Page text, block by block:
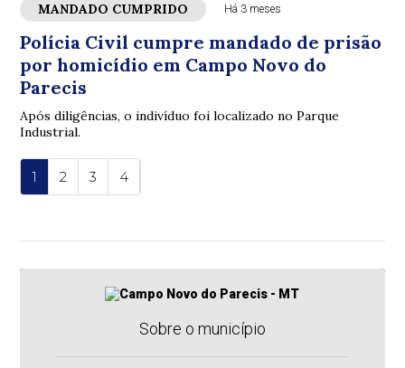
MANDADO CUMPRIDO Há 3 meses
Polícia Civil cumpre mandado de prisão
por homicídio em Campo Novo do
Parecis
Após diligências, o indivíduo foi localizado no Parque
Industrial.
1 2 3 4
Sobre o município